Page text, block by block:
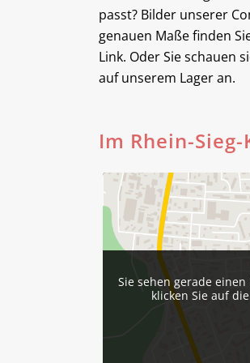
passt? Bilder unserer
genauen Maße finden
Link. Oder Sie schauen
auf unserem Lager an.
Im Rhein-
Sie sehen gerade
klicken Sie auf